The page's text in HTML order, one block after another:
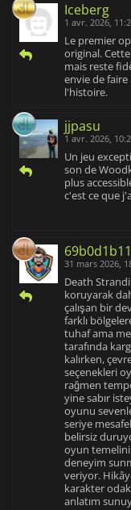
Iceberg
1 avr. 2026,
Le premier
original.
mais reste
envie de
l'histoire.
jjpasu
1 avr. 2026,
Un jeu
son de
plus
c'est ce que
31 mars 2026,
Death
koruyarak
çalışan bir
farklı
tuhaf ama
tarafında
kalırken,
seçenekleri
rağmen
yine sabır
oyunu
seriye
belirsiz
oyun
deneyim
veriyor.
karakter
anlatım